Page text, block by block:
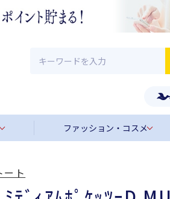
ファッション・コスメ
ート